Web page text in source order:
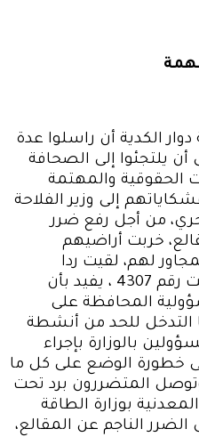
الكدية أن راسلوا عدة
يلتجئوا إلى الصحافة
الحقوقية والمهتمة
إلى وزير الفلاحة
من أجل رفع ضرر
خربت أراضيهم
لهم، لقيت ردا
اعتبروه مبهما، من الوزير تحت رقم 4307 ، يفيد بأن
المحافظة على
التدخل للحد من أنشطة
بالوزارة بإجراء
خطورة الوضع على كل ما
المتضررون برد تحت
المعدنية بوزارة الطاقة
الناجم عن المقالع،